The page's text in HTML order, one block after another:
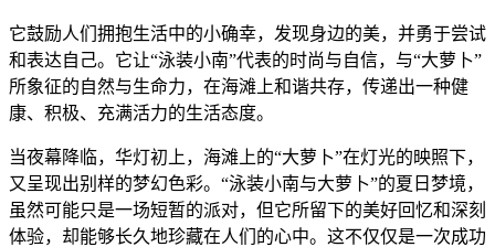
它鼓励人们拥抱生活中的小确幸，发现身边的美，并勇于尝试
和表达自己。它让“泳装小南”代表的时尚与自信，与“大萝卜”
所象征的自然与生命力，在海滩上和谐共存，传递出一种健
康、积极、充满活力的生活态度。
当夜幕降临，华灯初上，海滩上的“大萝卜”在灯光的映照下，
又呈现出别样的梦幻色彩。“泳装小南与大萝卜”的夏日梦境，
虽然可能只是一场短暂的派对，但它所留下的美好回忆和深刻
体验，却能够长久地珍藏在人们的心中。这不仅仅是一次成功